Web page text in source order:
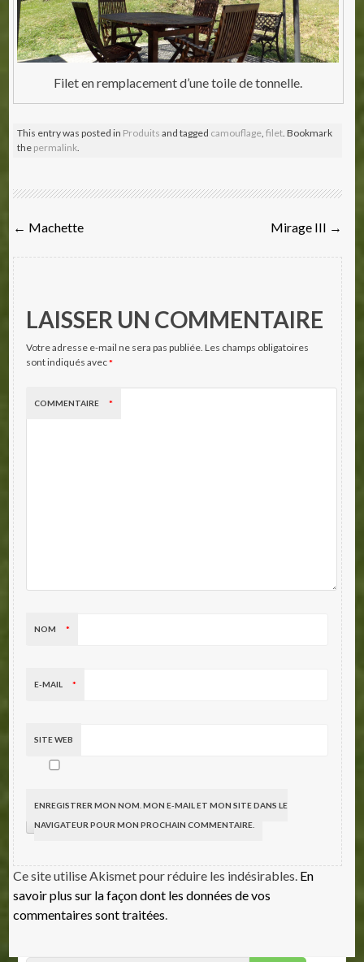
Filet en remplacement d’une toile de tonnelle.
This entry was posted in Produits and tagged camouflage,filet. Bookmark
the permalink.
Post
← Machette Mirage III →
LAISSER UN COMMENTAIRE
Votre adresse e-mail ne sera pas publiée. Les champs obligatoires
sont indiqués avec*
COMMENTAIRE *
NOM *
E-MAIL *
SITE WEB
ENREGISTRER MON NOM, MON E-MAIL ET MON SITE DANS LE
NAVIGATEUR POUR MON PROCHAIN COMMENTAIRE.
Ce site utilise Akismet pour réduire les indésirables. En
savoir plus sur la façon dont les données de vos
commentaires sont traitées.